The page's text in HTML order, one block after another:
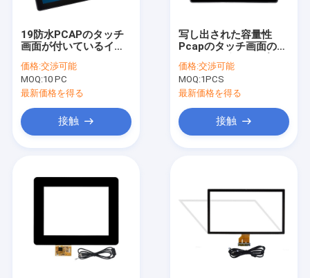
19防水PCAPのタッチ
画面が付いているイン
の接触PC
価格:交渉可能
MOQ:10 PC
最新価格を得る
接触
写し出された容量性
Pcapのタッチ画面のモ
ッチ画面
価格:交渉可能
MOQ:1PCS
最新価格を得る
接触